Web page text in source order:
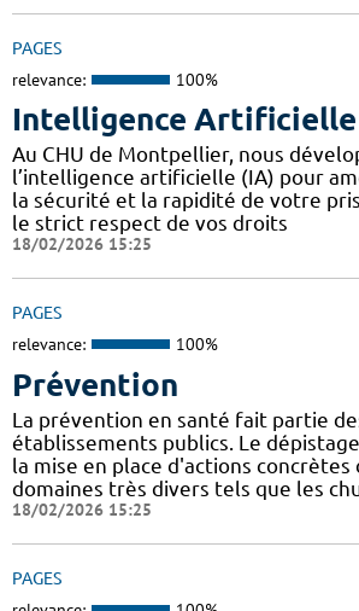
PAGES
relevance: 100%
Intelligence Artificielle
Au CHU de Montpellier, nous
l’intelligence artificielle (IA) pour
la sécurité et la rapidité de votre
le strict respect de vos droits
18/02/2026 15:25
PAGES
relevance: 100%
Prévention
La prévention en santé fait partie
établissements publics. Le
la mise en place d'actions concrètes
domaines très divers tels que les
18/02/2026 15:25
PAGES